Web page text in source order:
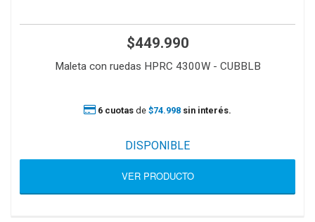
$449.990
Maleta con ruedas HPRC 4300W - CUBBLB
6 cuotas de $74.998 sin interés.
DISPONIBLE
VER PRODUCTO